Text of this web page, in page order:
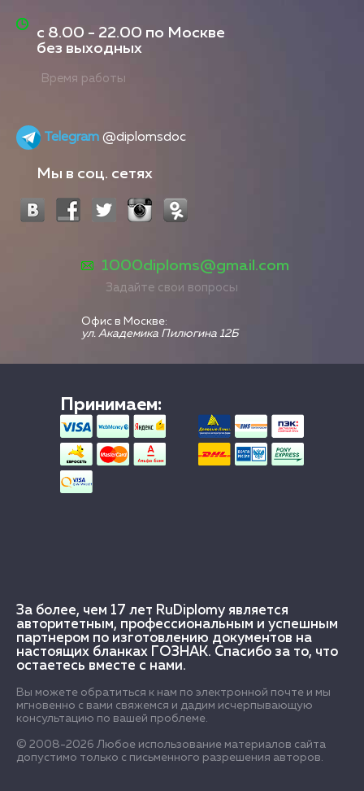
с 8.00 - 22.00 по Москве
без выходных
Время работы
Telegram @diplomsdoc
Мы в соц. сетях
1000diploms@gmail.com
Задайте свои вопросы
Офис в Москве:
ул. Академика Пилюгина 12Б
Принимаем:
За более, чем 17 лет RuDiplomy является
авторитетным, профессиональным и успешным
партнером по изготовлению документов на
настоящих бланках ГОЗНАК. Спасибо за то, что
остаетесь вместе с нами.
Вы можете обратиться к нам по электронной почте и мы
мгновенно с вами свяжемся и дадим исчерпывающую
консультацию по вашей проблеме.
© 2008-2026 Любое использование материалов сайта
допустимо только с письменного разрешения авторов.